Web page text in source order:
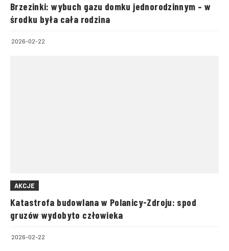
Brzezinki: wybuch gazu domku jednorodzinnym – w
środku była cała rodzina
2026-02-22
AKCJE
Katastrofa budowlana w Polanicy-Zdroju: spod
gruzów wydobyto człowieka
2026-02-22